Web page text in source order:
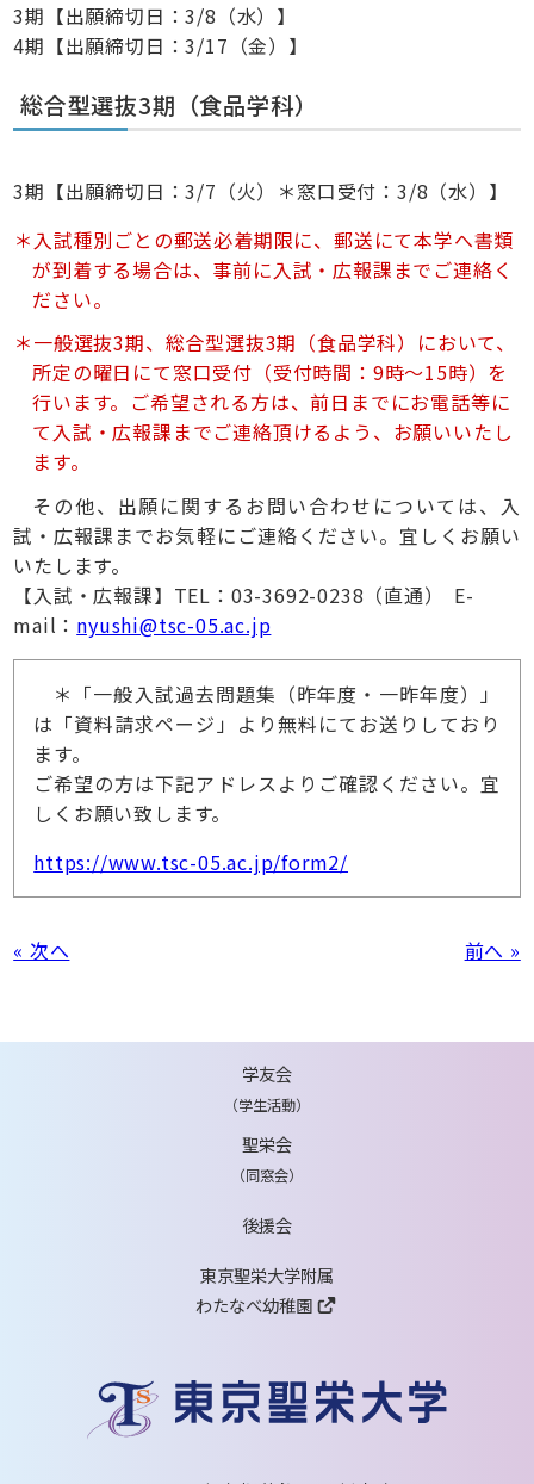
3期【出願締切日：3/8（水）】
4期【出願締切日：3/17（金）】
総合型選抜3期（食品学科）
3期【出願締切日：3/7（火）＊窓口受付：3/8（水）】
入試種別ごとの郵送必着期限に、郵送にて本学へ書類
が到着する場合は、事前に入試・広報課までご連絡く
ださい。
一般選抜3期、総合型選抜3期（食品学科）において、
所定の曜日にて窓口受付（受付時間：9時～15時）を
行います。ご希望される方は、前日までにお電話等に
て入試・広報課までご連絡頂けるよう、お願いいたし
ます。
その他、出願に関するお問い合わせについては、入
試・広報課までお気軽にご連絡ください。宜しくお願い
いたします。
【入試・広報課】TEL：03-3692-0238（直通） E-
mail： nyushi@tsc-05.ac.jp
＊「一般入試過去問題集（昨年度・一昨年度）」
は「資料請求ページ」より無料にてお送りしており
ます。
ご希望の方は下記アドレスよりご確認ください。宜
しくお願い致します。
https://www.tsc-05.ac.jp/form2/
« 次へ 前へ »
学友会
（学生活動）
聖栄会
（同窓会）
後援会
東京聖栄大学附属
わたなべ幼稚園